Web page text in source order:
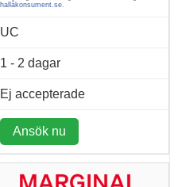
hallåkonsument.se
UC
1 - 2 dagar
Ej accepterade
Ansök nu